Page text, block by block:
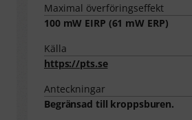
Maximal överföringseffekt
100mW EIRP (61 mW ERP)
Källa
https://pts.se
Anteckningar
Begränsad till kroppsburen.